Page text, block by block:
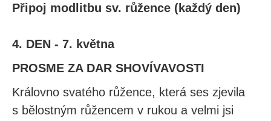
Připoj modlitbu sv. růžence (každý den)
4. DEN - 7. května
PROSME ZA DAR SHOVÍVAVOSTI
Královno svatého růžence, která ses zjevila
s bělostným růžencem v rukou a velmi jsi